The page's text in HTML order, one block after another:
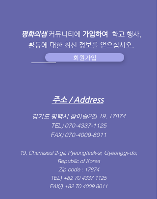
평화의샘커뮤니티에 가입하여
학교 행사,
활동에 대한 최신 정보를 얻으십시오.
회원가입
​주소 / Address
경기도 평택시 참이슬2길 19, 17874
TEL) 070-4337-1125
FAX) 070-4009-8011
19, Chamiseul 2-gil, Pyeongtaek-si, Gyeonggi-do,
Republic of Korea
Zip code : 17874
TEL) +82 70 4337 1125
FAX/) +82 70 4009 8011